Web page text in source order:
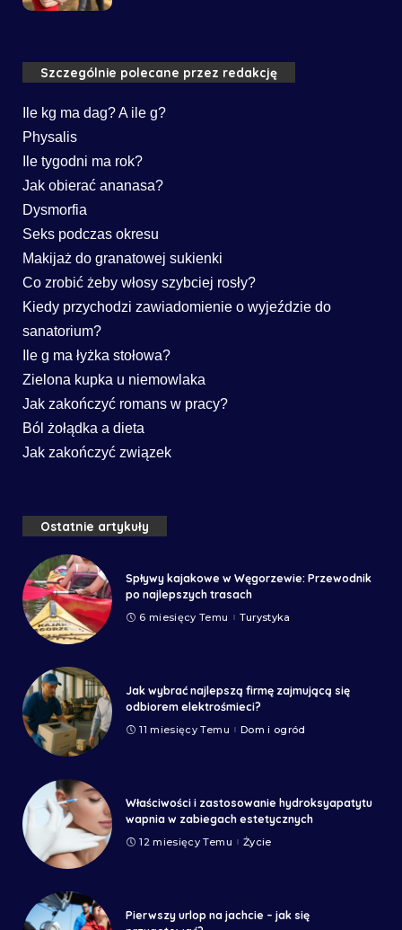
Szczególnie polecane przez redakcję
Ile kg ma dag? A ile g?
Physalis
Ile tygodni ma rok?
Jak obierać ananasa?
Dysmorfia
Seks podczas okresu
Makijaż do granatowej sukienki
Co zrobić żeby włosy szybciej rosły?
Kiedy przychodzi zawiadomienie o wyjeździe do
sanatorium?
Ile g ma łyżka stołowa?
Zielona kupka u niemowlaka
Jak zakończyć romans w pracy?
Ból żołądka a dieta
Jak zakończyć związek
Ostatnie artykuły
Spływy kajakowe w Węgorzewie: Przewodnik
po najlepszych trasach
6 miesięcy Temu Turystyka
Jak wybrać najlepszą firmę zajmującą się
odbiorem elektrośmieci?
11 miesięcy Temu Dom i ogród
Właściwości i zastosowanie hydroksyapatytu
wapnia w zabiegach estetycznych
12 miesięcy Temu Życie
Pierwszy urlop na jachcie – jak się